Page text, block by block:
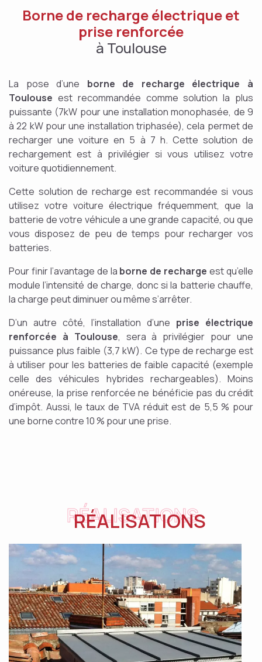
Borne de recharge électrique et
prise renforcée
à Toulouse
La pose d’une borne de recharge électrique à
Toulouse est recommandée comme solution la plus
puissante (7kW pour une installation monophasée, de 9
à 22 kW pour une installation triphasée), cela permet de
recharger une voiture en 5 à 7 h. Cette solution de
rechargement est à privilégier si vous utilisez votre
voiture quotidiennement.
Cette solution de recharge est recommandée si vous
utilisez votre voiture électrique fréquemment, que la
batterie de votre véhicule a une grande capacité, ou que
vous disposez de peu de temps pour recharger vos
batteries.
Pour finir l’avantage de la borne de recharge est qu’elle
module l’intensité de charge, donc si la batterie chauffe,
la charge peut diminuer ou même s’arrêter.
D’un autre côté, l’installation d’une prise électrique
renforcée à Toulouse, sera à privilégier pour une
puissance plus faible (3,7 kW). Ce type de recharge est
à utiliser pour les batteries de faible capacité (exemple
celle des véhicules hybrides rechargeables). Moins
onéreuse, la prise renforcée ne bénéficie pas du crédit
d’impôt. Aussi, le taux de TVA réduit est de 5,5 % pour
une borne contre 10 % pour une prise.
RÉALISATIONS
RÉALISATIONS